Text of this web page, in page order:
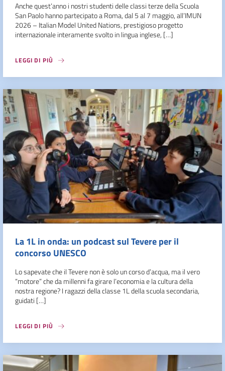
Anche quest’anno i nostri studenti delle classi terze della Scuola
San Paolo hanno partecipato a Roma, dal 5 al 7 maggio, all’IMUN
2026 – Italian Model United Nations, prestigioso progetto
internazionale interamente svolto in lingua inglese, […]
LEGGI DI PIÙ
La 1L in onda: un podcast sul Tevere per il
concorso UNESCO
Lo sapevate che il Tevere non è solo un corso d’acqua, ma il vero
“motore” che da millenni fa girare l’economia e la cultura della
nostra regione? I ragazzi della classe 1L della scuola secondaria,
guidati […]
LEGGI DI PIÙ